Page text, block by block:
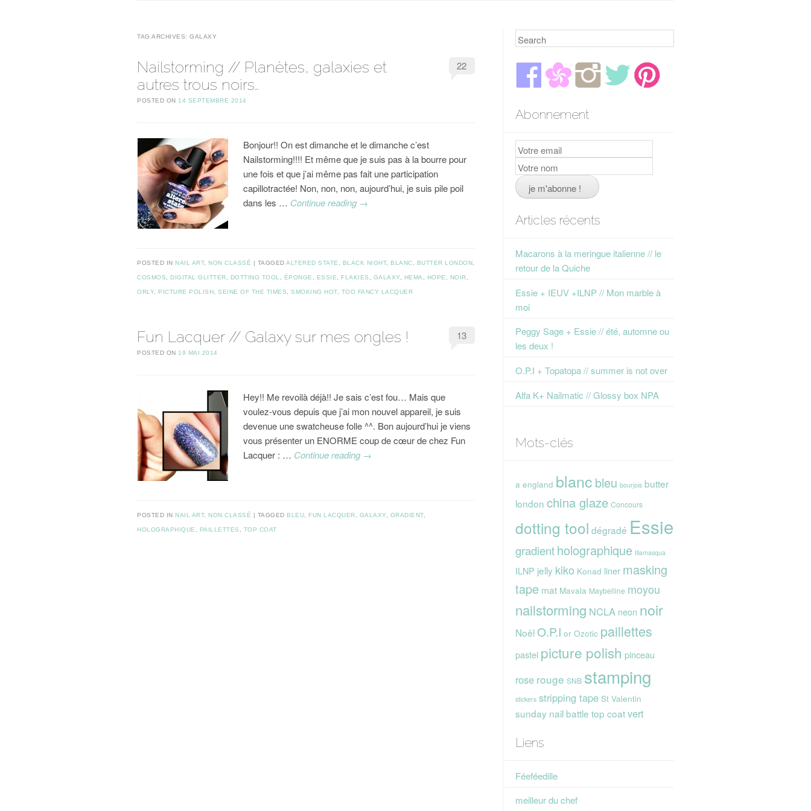
TAG ARCHIVES: GALAXY
Nailstorming // Planètes, galaxies et
autres trous noirs…
POSTED ON 14 SEPTEMBRE 2014
22
Bonjour!! On est dimanche et le dimanche c’est
Nailstorming!!!! Et même que je suis pas à la bourre pour
une fois et que j’ai même pas fait une participation
capillotractée! Non, non, non, aujourd’hui, je suis pile poil
dans les … Continue reading →
POSTED IN NAIL ART, NON CLASSÉ TAGGED ALTERED STATE BLACK NIGHT, BLANC BUTTER LONDON
COSMOS DIGITAL GLITTER DOTTING TOOL ÉPONGE ESSIE FLAKIES GALAXY HEMA HOPE NOIR
ORLY PICTURE POLISH SEINE OF THE TIMES SMOKING HOT, TOO FANCY LACQUER
Fun Lacquer // Galaxy sur mes ongles !
POSTED ON 19 MAI 2014
13
Hey!! Me revoilà déjà!! Je sais c’est fou… Mais que
voulez-vous depuis que j’ai mon nouvel appareil, je suis
devenue une swatcheuse folle ^^. Bon aujourd’hui je viens
vous présenter un ENORME coup de cœur de chez Fun
Lacquer : … Continue reading →
POSTED IN NAIL ART, NON CLASSÉ TAGGED BLEU FUN LACQUER GALAXY GRADIENT,
HOLOGRAPHIQUE PAILLETTES TOP COAT
Search
Abonnement
Articles récents
Macarons à la meringue italienne // le
retour de la Quiche
Essie + IEUV +ILNP // Mon marble à
moi
Peggy Sage + Essie // été, automne ou
les deux !
O.P.I + Topatopa // summer is not over
Alfa K+ Nailmatic // Glossy box NPA
Mots-clés
a england blanc bleu bourjois butter
london china glaze Concours
dotting tool dégradé Essie
gradientholographique Illamasqua
ILNP jelly kiko Konad liner masking
tape mat Mavala Maybelline moyou
nailstorming NCLA neon noir
NoëlO.P.I or Ozotic paillettes
pastel picture polish pinceau
rose rouge SNB stamping
stickers stripping tape St Valentin
sunday nail battle top coatvert
Liens
Féeféedille
meilleur du chef